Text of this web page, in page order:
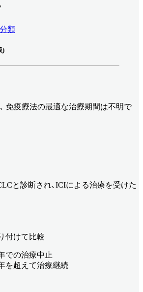
類
)
免疫療法の最適な治療期間は不明で
と診断され､ICIによる治療を受けた
付けて比較
での治療中止
を超えて治療継続